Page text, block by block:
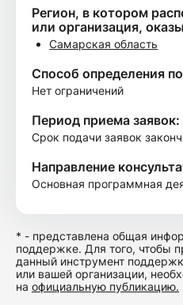
Регион, в котором
или организация,
Самарская область
Способ определения
Нет ограничений
Период приема заявок:
Срок подачи заявок
Направление
Основная программная
* - представлена общая
поддержке. Для того, чтобы
данный инструмент
или вашей организации,
на официальную публикацию.